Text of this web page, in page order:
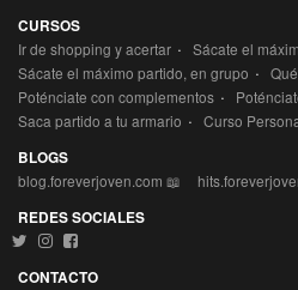
CURSOS
Ir de shopping y acertar · Sácate el
Sácate el máximo partido, en grupo ·
Poténciate con complementos ·
Saca partido a tu armario · Curso
BLOGS
blog.foreverjoven.com 📖
REDES SOCIALES
CONTACTO